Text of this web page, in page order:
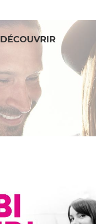
DÉCOUVRIR